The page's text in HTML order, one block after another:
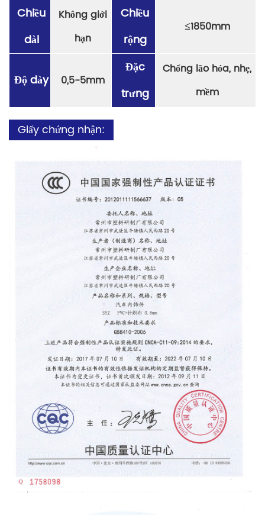
Chiều
dài
Không giới
hạn
Chiều
rộng
≤1850mm
Độ dày 0,5-5mm
Đặc
trưng
Chống lão hóa, nhẹ,
mềm
Giấy chứng nhận: